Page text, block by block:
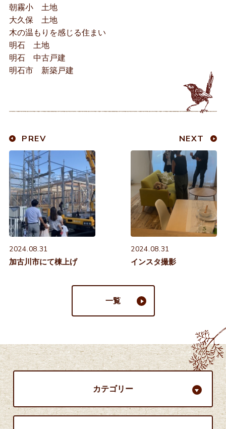
朝霧小 土地
大久保 土地
木の温もりを感じる住まい
明石 土地
明石 中古戸建
明石市 新築戸建
PREV
2024.08.31
加古川市にて棟上げ
NEXT
2024.08.31
インスタ撮影
一覧
カテゴリー